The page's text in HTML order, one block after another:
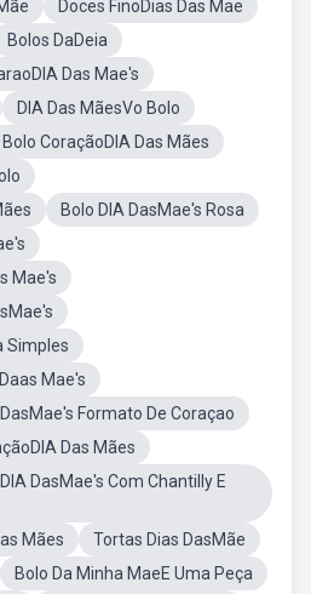
Doces FinoDias Das Mae
Bolos DaDeia
Das Mae's
DIA Das MãesVo Bolo
Bolo CoraçãoDIA Das Mães
Bolo DIA DasMae's Rosa
Mae's
Simples
Mae's
Formato De Coraçao
Das Mães
DasMae's Com Chantilly E
Mães
Tortas Dias DasMãe
Bolo Da Minha MaeE Uma Peça